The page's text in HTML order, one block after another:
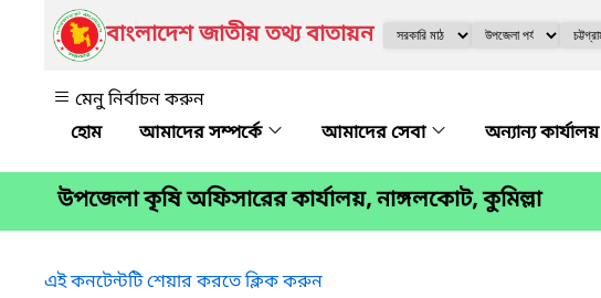
বাংলাদেশ জাতীয় তথ্য বাতায়ন
মেনু নির্বাচন করুন
আমাদের সম্পর্কে
আমাদের সেবা অন্যান্য কার্যালয়
উপজেলা কৃষি অফিসারের কার্যালয়, নাঙ্গলকোট, কুমিল্লা
এই কনটেন্টটি শেয়ার করতে ক্লিক করুন